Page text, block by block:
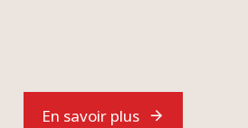
En savoir plus